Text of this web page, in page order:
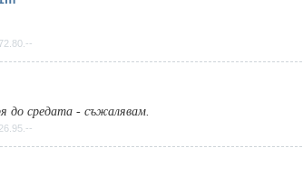
до средата - съжалявам.